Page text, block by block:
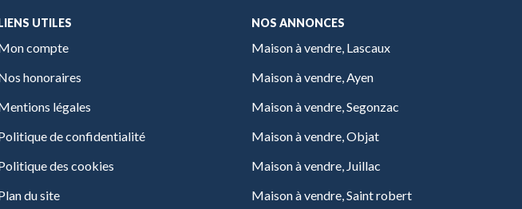
UTILES
compte
honoraires
légales
de confidentialité
des cookies
du site
NOS ANNONCES
Maison à vendre, Lascaux
Maison à vendre, Ayen
Maison à vendre, Segonzac
Maison à vendre, Objat
Maison à vendre, Juillac
Maison à vendre, Saint robert